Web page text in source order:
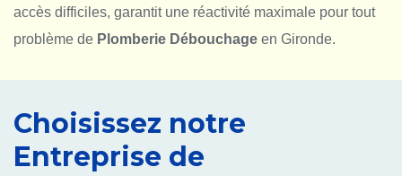
accès difficiles, garantit une réactivité maximale pour tout
problème de Plomberie Débouchage en Gironde.
Choisissez notre
Entreprise de